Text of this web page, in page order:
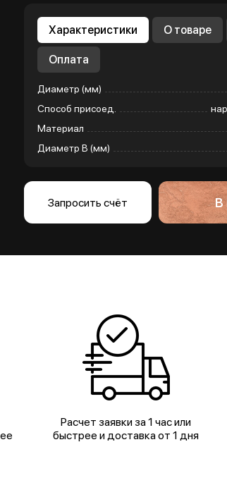
Характеристики О товаре
Оплата
Диаметр (мм)
Способ присоед.
Материал
Диаметр B (мм)
Запросить счёт В
Расчет заявки за 1 час или
быстрее и доставка от 1 дня